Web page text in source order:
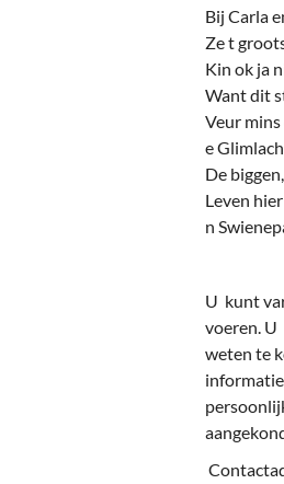
Bij Carla
Ze t
Kin ok ja
Want dit
Veur mins
e
De
Leven
n
U kunt
voeren. U
weten te